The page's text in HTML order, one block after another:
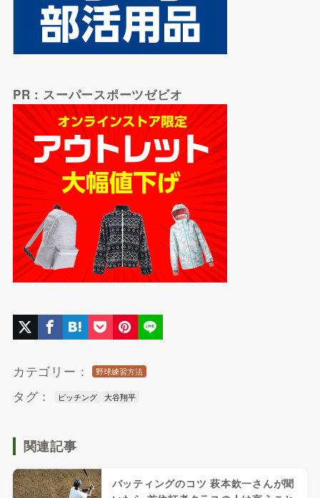
PR：スーパースポーツゼビオ
カテゴリー： 野球練習方法
タグ： ピッチング 大谷翔平
関連記事
バッティングのコツ 萩本欽一さんが聞